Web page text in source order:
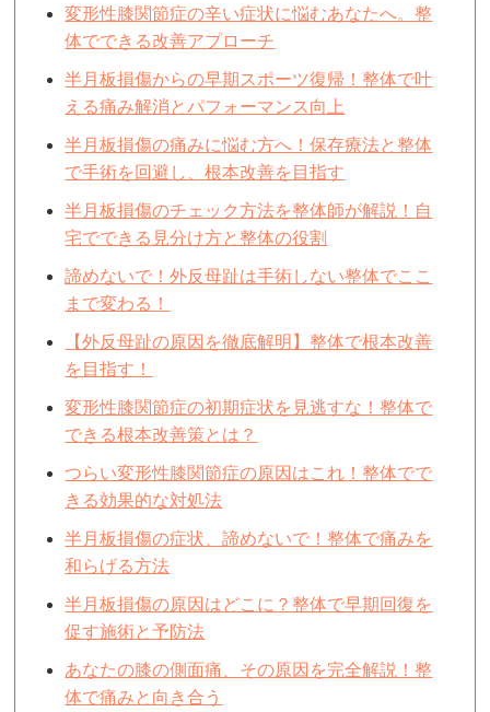
変形性膝関節症の辛い症状に悩むあなたへ。整
体でできる改善アプローチ
半月板損傷からの早期スポーツ復帰！整体で叶
える痛み解消とパフォーマンス向上
半月板損傷の痛みに悩む方へ！保存療法と整体
で手術を回避し、根本改善を目指す
半月板損傷のチェック方法を整体師が解説！自
宅でできる見分け方と整体の役割
諦めないで！外反母趾は手術しない整体でここ
まで変わる！
【外反母趾の原因を徹底解明】整体で根本改善
を目指す！
変形性膝関節症の初期症状を見逃すな！整体で
できる根本改善策とは？
つらい変形性膝関節症の原因はこれ！整体でで
きる効果的な対処法
半月板損傷の症状、諦めないで！整体で痛みを
和らげる方法
半月板損傷の原因はどこに？整体で早期回復を
促す施術と予防法
あなたの膝の側面痛、その原因を完全解説！整
体で痛みと向き合う